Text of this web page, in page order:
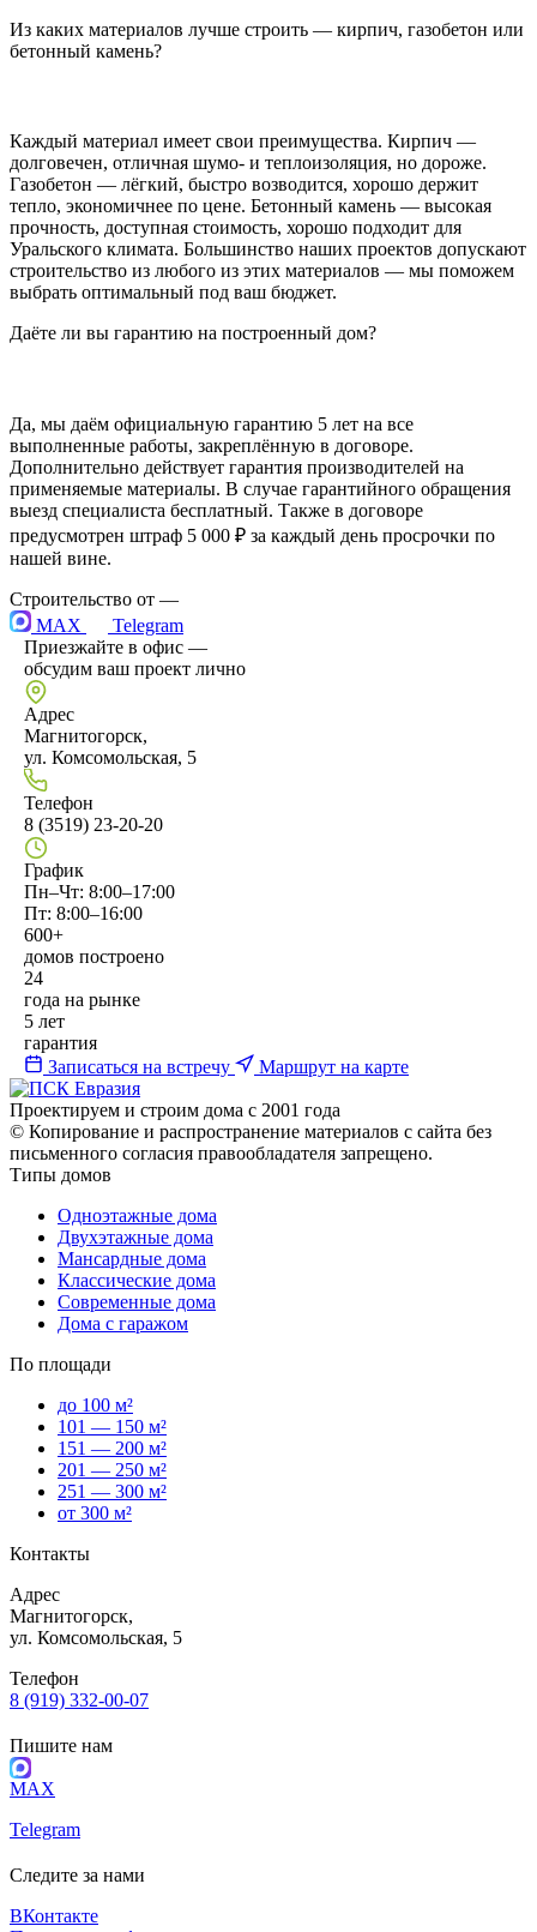
Из каких материалов лучше строить — кирпич, газобетон или
бетонный камень?
Каждый материал имеет свои преимущества. Кирпич —
долговечен, отличная шумо- и теплоизоляция, но дороже.
Газобетон — лёгкий, быстро возводится, хорошо держит
тепло, экономичнее по цене. Бетонный камень — высокая
прочность, доступная стоимость, хорошо подходит для
Уральского климата. Большинство наших проектов допускают
строительство из любого из этих материалов — мы поможем
выбрать оптимальный под ваш бюджет.
Даёте ли вы гарантию на построенный дом?
Да, мы даём официальную гарантию 5 лет на все
выполненные работы, закреплённую в договоре.
Дополнительно действует гарантия производителей на
применяемые материалы. В случае гарантийного обращения
выезд специалиста бесплатный. Также в договоре
предусмотрен штраф 5 000 ₽ за каждый день просрочки по
нашей вине.
Строительство от —
MAX
Telegram
Приезжайте в офис —
обсудим ваш проект лично
Адрес
Магнитогорск,
ул. Комсомольская, 5
Телефон
8 (3519) 23-20-20
График
Пн–Чт: 8:00–17:00
Пт: 8:00–16:00
600+
домов построено
24
года на рынке
5 лет
гарантия
Записаться на встречу
Маршрут на карте
Проектируем и строим дома с 2001 года
© Копирование и распространение материалов с сайта без
письменного согласия правообладателя запрещено.
Типы домов
Одноэтажные дома
Двухэтажные дома
Мансардные дома
Классические дома
Современные дома
Дома с гаражом
По площади
до 100 м²
101 — 150 м²
151 — 200 м²
201 — 250 м²
251 — 300 м²
от 300 м²
Контакты
Адрес
Магнитогорск,
ул. Комсомольская, 5
Телефон
8 (919) 332-00-07
Пишите нам
MAX
Telegram
Следите за нами
ВКонтакте